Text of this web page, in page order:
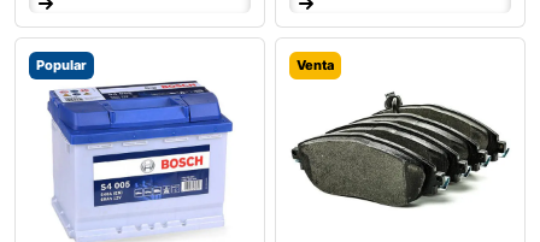
Popular Venta